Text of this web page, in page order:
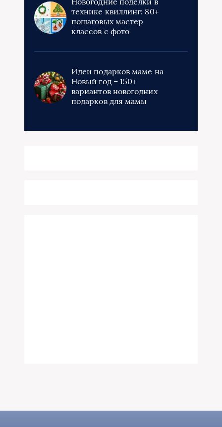
технике квиллинг: 80+
пошаговых мастер
классов с фото
Идеи подарков маме на
Новый год – 150+
вариантов новогодних
подарков для мамы